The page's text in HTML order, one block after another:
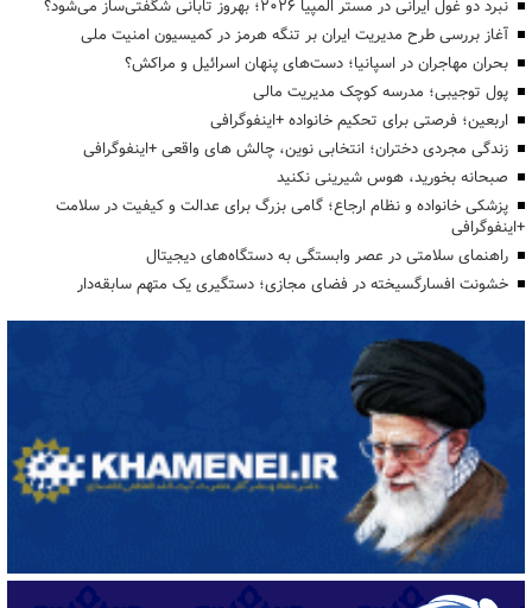
نبرد دو غول ایرانی در مستر المپیا ۲۰۲۶؛ بهروز تابانی شگفتی‌ساز می‌شود؟
آغاز بررسی طرح مدیریت ایران بر تنگه هرمز در کمیسیون امنیت ملی
بحران مهاجران در اسپانیا؛ دست‌های پنهان اسرائیل و مراکش؟
پول توجیبی؛ مدرسه کوچک مدیریت مالی
اربعین؛ فرصتی برای تحکیم خانواده +اینفوگرافی
زندگی مجردی دختران؛ انتخابی نوین، چالش های واقعی +اینفوگرافی
صبحانه بخورید، هوس شیرینی نکنید
پزشکی خانواده و نظام ارجاع؛ گامی بزرگ برای عدالت و کیفیت در سلامت
+اینفوگرافی
راهنمای سلامتی در عصر وابستگی به دستگاه‌های دیجیتال
خشونت افسارگسیخته در فضای مجازی؛ دستگیری یک متهم سابقه‌دار